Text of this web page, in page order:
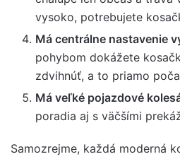
vysoko, potrebujete
Má centrálne nastavenie
pohybom dokážete
zdvihnúť, a to priamo
Má veľké pojazdové
poradia aj s väčšími
Samozrejme, každá moderná